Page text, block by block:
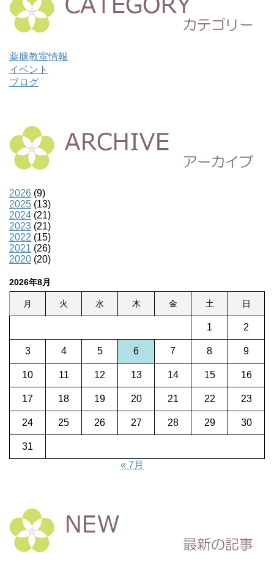
薬膳教室情報
イベント
ブログ
2026 (9)
2025 (13)
2024 (21)
2023 (21)
2022 (15)
2021 (26)
2020 (20)
2026年8月
月 火 水 木 金 土 日
1 2
3 4 5 6 7 8 9
10 11 12 13 14 15 16
17 18 19 20 21 22 23
24 25 26 27 28 29 30
31
« 7月